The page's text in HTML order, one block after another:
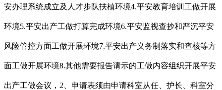
安办理系统成立及人才步队扶植环境4.平安教育培训工做开展
环境5.平安出产工做打算完成环境6.平安监视查抄和严沉平安
风险管控方面工做开展环境7.平安出产义务制落实和查核等方
面工做开展环境8.其他需要报告请示的工做内容组织开展平安
出产工做会议，2、申请表须由申请科室从任、护长、科室分